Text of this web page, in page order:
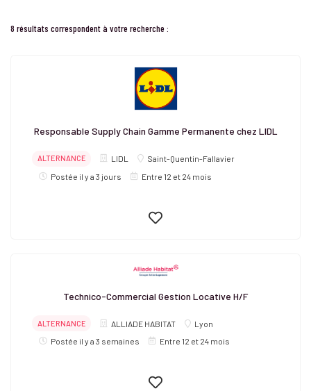
8 résultats correspondent à votre recherche :
Responsable Supply Chain Gamme Permanente chez LIDL
ALTERNANCE LIDL
Saint-Quentin-Fallavier
Postée il y a 3 jours
Entre 12 et 24 mois
Technico-Commercial Gestion Locative H/F
ALTERNANCE ALLIADE HABITAT
Lyon
Postée il y a 3 semaines
Entre 12 et 24 mois